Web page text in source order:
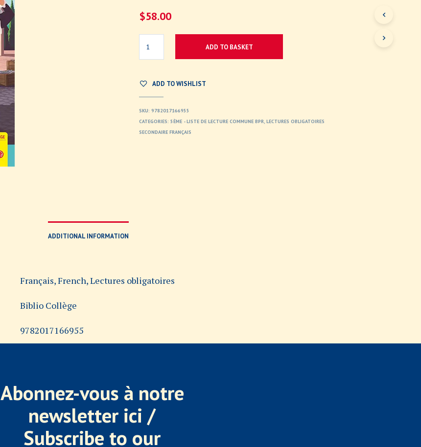
$58.00
ADD TO BASKET
ADD TO WISHLIST
SKU:9782017166955
CATEGORIES:5ÈME - LISTE DE LECTURE COMMUNE BPR ,LECTURES OBLIGATOIRES
SECONDAIRE FRANÇAIS
ADDITIONAL INFORMATION
Français, French, Lectures obligatoires
Biblio Collège
9782017166955
Abonnez-vous à notre
newsletter ici /
Subscribe to our